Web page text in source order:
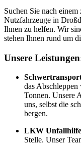
Suchen Sie nach
Nutzfahrzeuge in
Ihnen zu helfen. Wir
stehen Ihnen rund um
Unsere
das
Tonnen. Unsere
uns, selbst die
bergen.
LKW
Stelle. Unser